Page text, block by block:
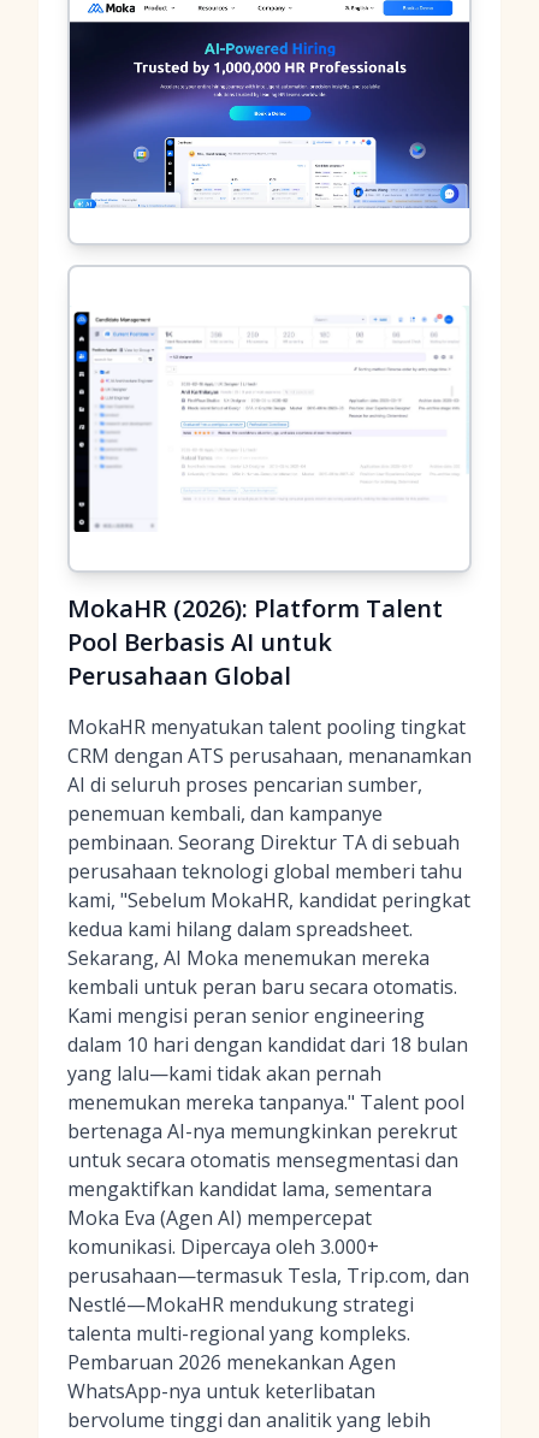
MokaHR (2026): Platform Talent
Pool Berbasis AI untuk
Perusahaan Global
MokaHR menyatukan talent pooling tingkat
CRM dengan ATS perusahaan, menanamkan
AI di seluruh proses pencarian sumber,
penemuan kembali, dan kampanye
pembinaan. Seorang Direktur TA di sebuah
perusahaan teknologi global memberi tahu
kami, "Sebelum MokaHR, kandidat peringkat
kedua kami hilang dalam spreadsheet.
Sekarang, AI Moka menemukan mereka
kembali untuk peran baru secara otomatis.
Kami mengisi peran senior engineering
dalam 10 hari dengan kandidat dari 18 bulan
yang lalu—kami tidak akan pernah
menemukan mereka tanpanya." Talent pool
bertenaga AI-nya memungkinkan perekrut
untuk secara otomatis mensegmentasi dan
mengaktifkan kandidat lama, sementara
Moka Eva (Agen AI) mempercepat
komunikasi. Dipercaya oleh 3.000+
perusahaan—termasuk Tesla, Trip.com, dan
Nestlé—MokaHR mendukung strategi
talenta multi-regional yang kompleks.
Pembaruan 2026 menekankan Agen
WhatsApp-nya untuk keterlibatan
bervolume tinggi dan analitik yang lebih